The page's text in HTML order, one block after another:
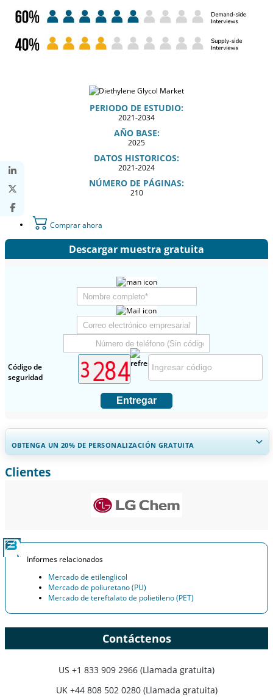
PERIODO DE ESTUDIO:
2021-2034
AÑO BASE:
2025
DATOS HISTORICOS:
2021-2024
NÚMERO DE PÁGINAS:
210
Comprar ahora
Descargar muestra gratuita
Código de
seguridad
Entregar
OBTENGA UN 20% DE PERSONALIZACIÓN GRATUITA
Ampliar la cobertura regional y por país, Análisis de segmentos,
sobre el usuario final.
Clientes
Informes relacionados
Mercado de etilenglicol
Mercado de poliuretano (PU)
Mercado de tereftalato de polietileno (PET)
Contáctenos
US +1 833 909 2966 (Llamada gratuita)
UK +44 808 502 0280 (Llamada gratuita)